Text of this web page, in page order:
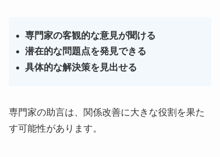
専門家の客観的な意見が聞ける
潜在的な問題点を発見できる
具体的な解決策を見出せる
専門家の助言は、関係改善に大きな役割を果た
す可能性があります。